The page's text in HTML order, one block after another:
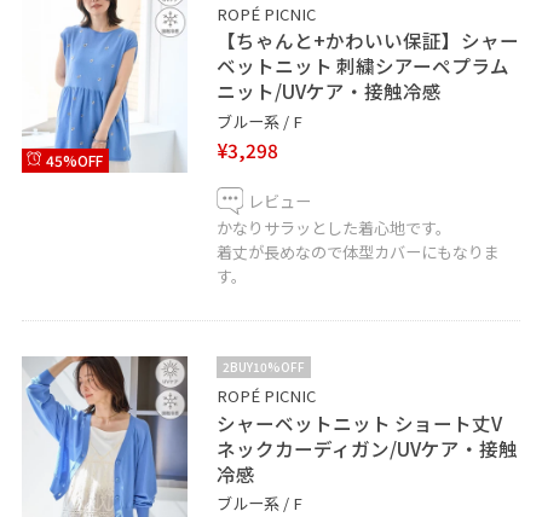
45%OFF
ROPÉ PICNIC
【ちゃんと+かわいい保証】シャー
ベットニット 刺繍シアーペプラム
ニット/UVケア・接触冷感
ブルー系 / F
¥3,298
レビュー
かなりサラッとした着心地です。
着丈が長めなので体型カバーにもなりま
す。
2BUY10%OFF
ROPÉ PICNIC
シャーベットニット ショート丈V
ネックカーディガン/UVケア・接触
冷感
ブルー系 / F